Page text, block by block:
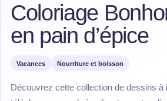
Coloriage
en pain d’épice
Vacances Nourriture et boisson
Découvrez cette collection de dessins à